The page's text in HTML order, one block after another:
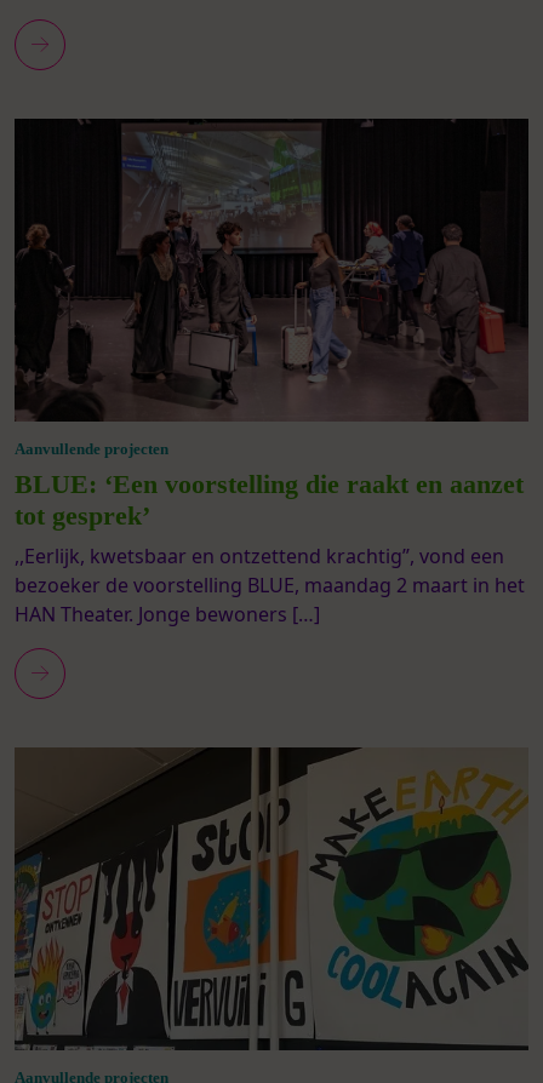
Aanvullende projecten
BLUE: ‘Een voorstelling die raakt en aanzet
tot gesprek’
,,Eerlijk, kwetsbaar en ontzettend krachtig’’, vond een
bezoeker de voorstelling BLUE, maandag 2 maart in het
HAN Theater. Jonge bewoners […]
Aanvullende projecten